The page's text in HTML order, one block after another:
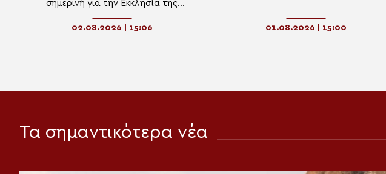
σημερινή για την Εκκλησία της
02.08.2026 | 15:06 01.08.2026 | 15:00
Τα σημαντικότερα νέα